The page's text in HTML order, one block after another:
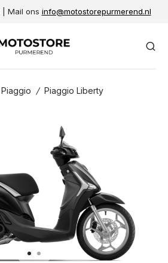
| Mail ons info@motostorepurmerend.nl
Piaggio / Piaggio Liberty